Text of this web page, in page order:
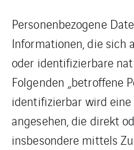
Personenbezogene
Informationen, die sich
oder identifizierbare
Folgenden „betroffene
identifizierbar wird
angesehen, die direkt
insbesondere mittels